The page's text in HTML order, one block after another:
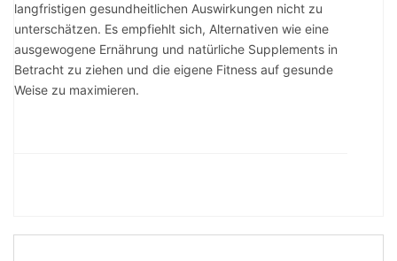
langfristigen gesundheitlichen Auswirkungen nicht zu
unterschätzen. Es empfiehlt sich, Alternativen wie eine
ausgewogene Ernährung und natürliche Supplements in
Betracht zu ziehen und die eigene Fitness auf gesunde
Weise zu maximieren.